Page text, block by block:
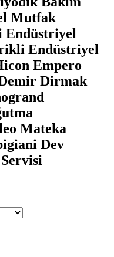
Mutfak
Endüstriyel
Endüstriyel
Empero
Dirmak
Mateka
Dev